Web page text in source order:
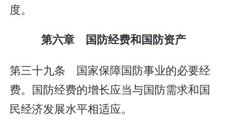
度。
第六章 国防经费和国防资产
第三十九条 国家保障国防事业的必要经
费。国防经费的增长应当与国防需求和国
民经济发展水平相适应。